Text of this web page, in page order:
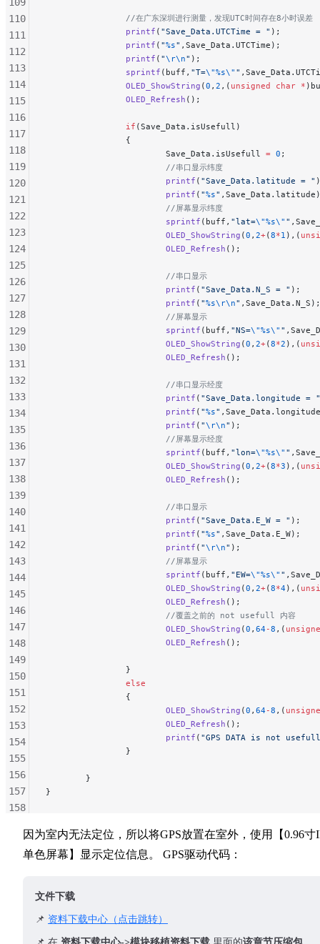
                //在广东深圳进行测量，发现UTC时间存在8小时误差
                printf
( "Save_Data.UTCTime = " );
                printf
( "%s" ,Save_Data.UTCTime);
                printf
( "\r\n" );
                sprintf
(buff, "T=\"%s\" "
                OLED_ShowString
(0 , 2 ,( unsigned char *
                OLED_Refresh
();
                if
(Save_Data.isUsefull)
                {
                        Save_Data.isUsefull
= 0 ;
                        //串口显示纬度
                        printf
( "Save_Data.latitude = "
                        printf
( "%s"
                        //屏幕显示纬度
                        sprintf
(buff, "lat=\"%s\" "
                        OLED_ShowString
(0 , 2+(8*1 ),(
                        OLED_Refresh
();
                        //串口显示
                        printf
( "Save_Data.N_S = " );
                        printf
( "%s\r\n" ,Save_Data.N_S);
                        //屏幕显示
                        sprintf
(buff, "NS=\"%s\" "
                        OLED_ShowString
(0 , 2+(8*2 ),(
                        OLED_Refresh
();
                        //串口显示经度
                        printf
( "Save_Data.longitude = "
                        printf
( "%s"
                        printf
( "\r\n" );
                        //屏幕显示经度
                        sprintf
(buff, "lon=\"%s\" "
                        OLED_ShowString
(0 , 2+(8*3 ),(
                        OLED_Refresh
();
                        //串口显示
                        printf
( "Save_Data.E_W = " );
                        printf
( "%s" ,Save_Data.E_W);
                        printf
( "\r\n" );
                        //屏幕显示
                        sprintf
(buff, "EW=\"%s\" "
                        OLED_ShowString
(0 , 2+(8*4),(
                        OLED_Refresh
();
                        //覆盖之前的 not usefull 内容
                        OLED_ShowString
(0 , 64-8 ,(
                        OLED_Refresh
();
                }
                else
                {
                        OLED_ShowString
(0 , 64-8 ,(
                        OLED_Refresh
();
                        printf
( "GPS DATA is not
                }
        }
}
110
111
112
113
114
115
116
117
118
119
120
121
122
123
124
125
126
127
128
129
130
131
132
133
134
135
136
137
138
139
140
141
142
143
144
145
146
147
148
149
150
151
152
153
154
155
156
157
158
160
161
因为室内无法定位，所以将GPS放置在室外，使用【0.96寸
单色屏幕】显示定位信息。 GPS驱动代码：
文件下载
📌 资料下载中心（点击跳转）
📌 在 资料下载中心->模块移植资料下载 里面的该章节压缩包